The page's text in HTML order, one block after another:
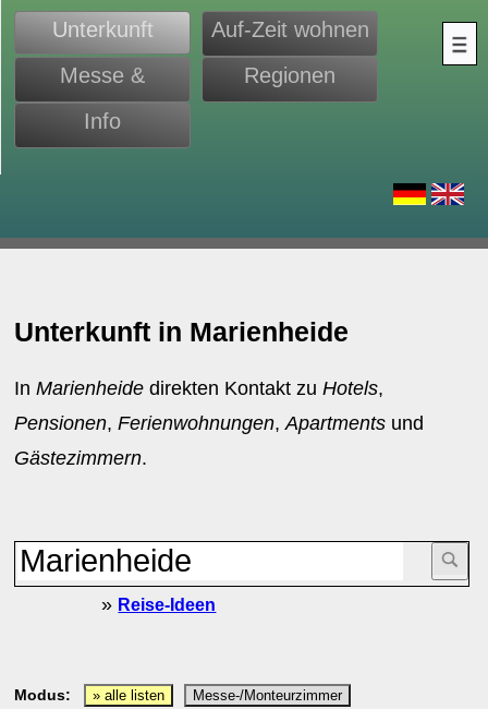
Unterkunft
Auf-Zeit wohnen
Messe &
Monteure
Regionen
Info
Unterkunft in Marienheide
InMarienheide direkten Kontakt zuHotels,
Pensionen,Ferienwohnungen,Apartments und
Gästezimmern.
» Reise-Ideen
Modus: » alle listen Messe-/Monteurzimmer